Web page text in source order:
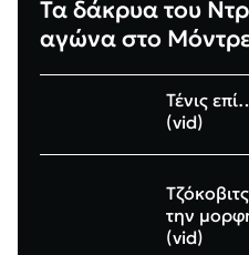
Τα δάκρυα του
αγώνα στο
Τένις
(vid)
την
(vid)